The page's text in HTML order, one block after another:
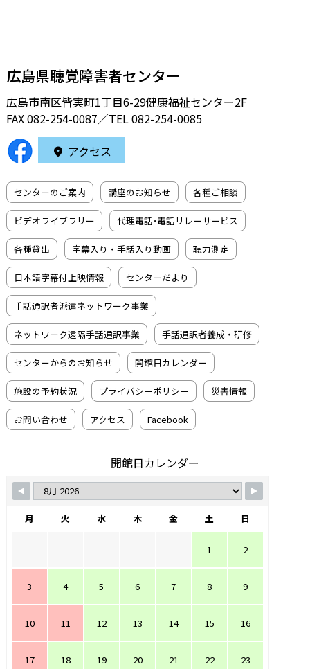
広島県聴覚障害者センター
広島市南区皆実町1丁目6-29健康福祉センター2F
FAX 082-254-0087／TEL082-254-0085
アクセス
センターのご案内 講座のお知らせ 各種ご相談
ビデオライブラリー 代理電話･電話リレーサービス
各種貸出 字幕入り・手話入り動画 聴力測定
日本語字幕付上映情報 センターだより
手話通訳者派遣ネットワーク事業
ネットワーク遠隔手話通訳事業 手話通訳者養成・研修
センターからのお知らせ 開館日カレンダー
施設の予約状況 プライバシーポリシー 災害情報
お問い合わせ アクセス Facebook
開館日カレンダー
月 火 水 木 金 土 日
1 2
3 4 5 6 7 8 9
10 11 12 13 14 15 16
17 18 19 20 21 22 23